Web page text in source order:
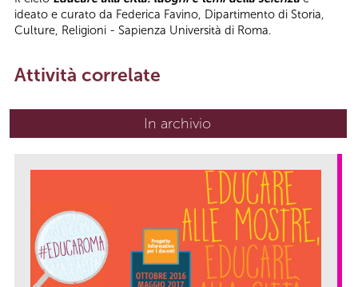
ideato e curato da Federica Favino, Dipartimento di Storia,
Culture, Religioni - Sapienza Università di Roma.
Attività correlate
In archivio